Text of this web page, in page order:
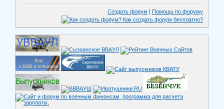
Создать форум | Помощь по форуму